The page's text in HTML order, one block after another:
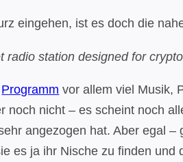
eingehen, ist es doch die
radio station designed for
Programm vor allem viel Musik,
noch nicht – es scheint noch
angezogen hat. Aber egal
es ja ihr Nische zu finden und